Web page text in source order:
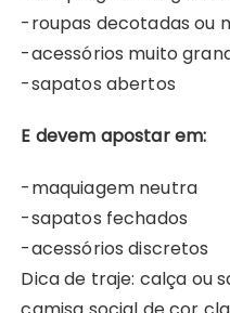
-roupas decotadas ou
-acessórios muito
-sapatos abertos
E devem apostar em:
-maquiagem neutra
-sapatos fechados
-acessórios discretos
Dica de traje: calça ou